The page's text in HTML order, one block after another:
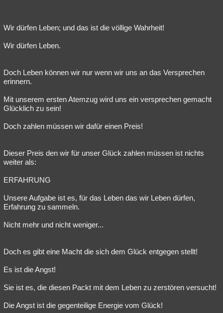
Wir dürfen Leben; und das ist die völlige Wahrheit!
Wir dürfen Leben.
Doch Leben können wir nur wenn wir uns an das Versprechen
erinnern.
Mit unserem ersten Atemzug wird uns ein versprechen gemacht
Glücklich zu sein!
Doch zahlen müssen wir dafür einen Preis!
Dieser Preis den wir für unser Glück zahlen müssen ist nichts
weiter als:
ERFAHRUNG
Unsere Aufgabe ist es, für das Leben das wir Leben dürfen,
Erfahrung zu sammeln.
Nicht mehr und nicht weniger...
Doch es gibt eine Macht die sich dem Glück entgegen stellt!
Es ist die Angst!
Sie ist es, die diesen Packt mit dem Leben zu zerstören versucht!
Die Angst ist die gegenteilige Energie vom Glück!